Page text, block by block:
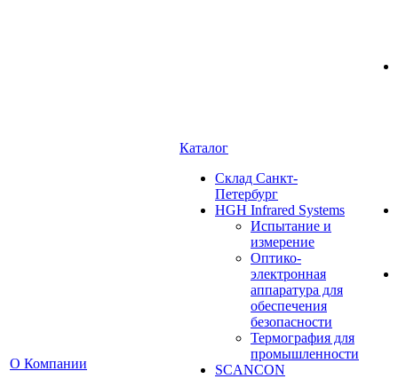
О Компании
Каталог
Cклад Санкт-
Петербург
HGH Infrared Systems
Испытание и
измерение
Оптико-
электронная
аппаратура для
обеспечения
безопасности
Термография для
промышленности
SCANCON